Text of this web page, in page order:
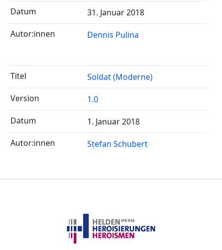
31. Januar 2018
Dennis Pulina
Soldat (Moderne)
1.0
1. Januar 2018
Stefan Schubert